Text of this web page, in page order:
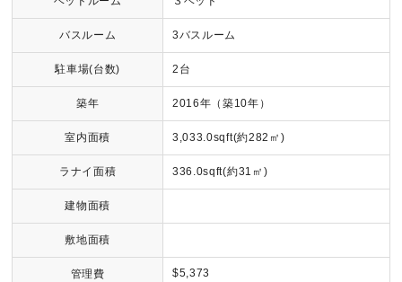
バスルーム 3バスルーム
駐車場(台数) 2台
築年 2016年（築10年）
室内面積 3,033.0sqft(約282㎡)
ラナイ面積 336.0sqft(約31㎡)
建物面積
敷地面積
管理費 $5,373